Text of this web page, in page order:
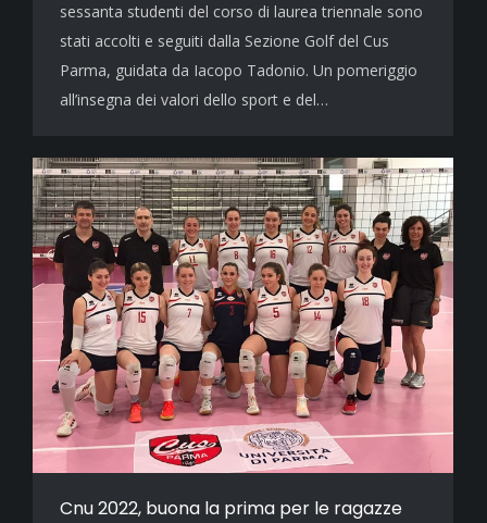
sessanta studenti del corso di laurea triennale sono
stati accolti e seguiti dalla Sezione Golf del Cus
Parma, guidata da Iacopo Tadonio. Un pomeriggio
all’insegna dei valori dello sport e del…
Cnu 2022, buona la prima per le ragazze